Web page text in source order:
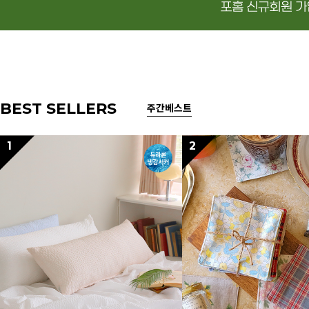
BEST SELLERS 주간베스트
1 2